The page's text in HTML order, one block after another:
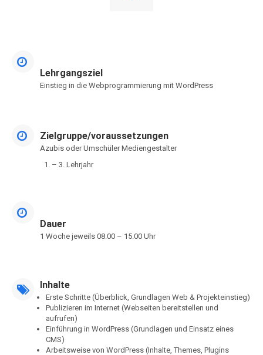
Lehrgangsziel
Einstieg in die Webprogrammierung mit WordPress
Zielgruppe/voraussetzungen
Azubis oder Umschüler Mediengestalter
– 3. Lehrjahr
Dauer
1 Woche jeweils 08.00 – 15.00 Uhr
Inhalte
Erste Schritte (Überblick, Grundlagen Web & Projekteinstieg)
Publizieren im Internet (Webseiten bereitstellen und
aufrufen)
Einführung in WordPress (Grundlagen und Einsatz eines
CMS)
Arbeitsweise von WordPress (Inhalte, Themes, Plugins